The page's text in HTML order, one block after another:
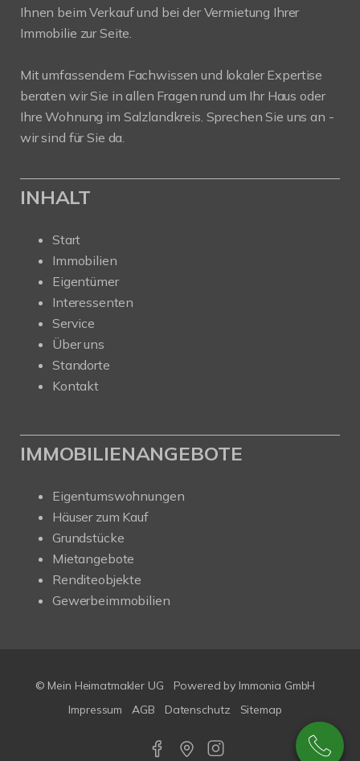
Ihnen beim Verkauf und bei der Vermietung Ihrer
Immobilie zur Seite.
Mit umfassendem Fachwissen und lokaler Expertise
beraten wir Sie in allen Fragen rund um Ihr Haus oder
Ihre Wohnung im Salzlandkreis. Sprechen Sie uns an -
wir sind für Sie da.
INHALT
Start
Immobilien
Eigentümer
Interessenten
Service
Über uns
Standorte
Kontakt
IMMOBILIENANGEBOTE
Eigentumswohnungen
Häuser zum Kauf
Grundstücke
Mietangebote
Renditeobjekte
Gewerbeimmobilien
© Mein Heimatmakler UG
Powered by Immonia GmbH
Impressum
AGB Datenschutz Sitemap